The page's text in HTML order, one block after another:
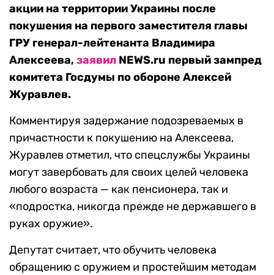
акции на территории Украины после
покушения на первого заместителя главы
ГРУ генерал-лейтенанта Владимира
Алексеева,заявил NEWS.ru первый зампред
комитета Госдумы по обороне Алексей
Журавлев.
Комментируя задержание подозреваемых в
причастности к покушению на Алексеева,
Журавлев отметил, что спецслужбы Украины
могут завербовать для своих целей человека
любого возраста — как пенсионера, так и
«подростка, никогда прежде не державшего в
руках оружие».
Депутат считает, что обучить человека
обращению с оружием и простейшим методам